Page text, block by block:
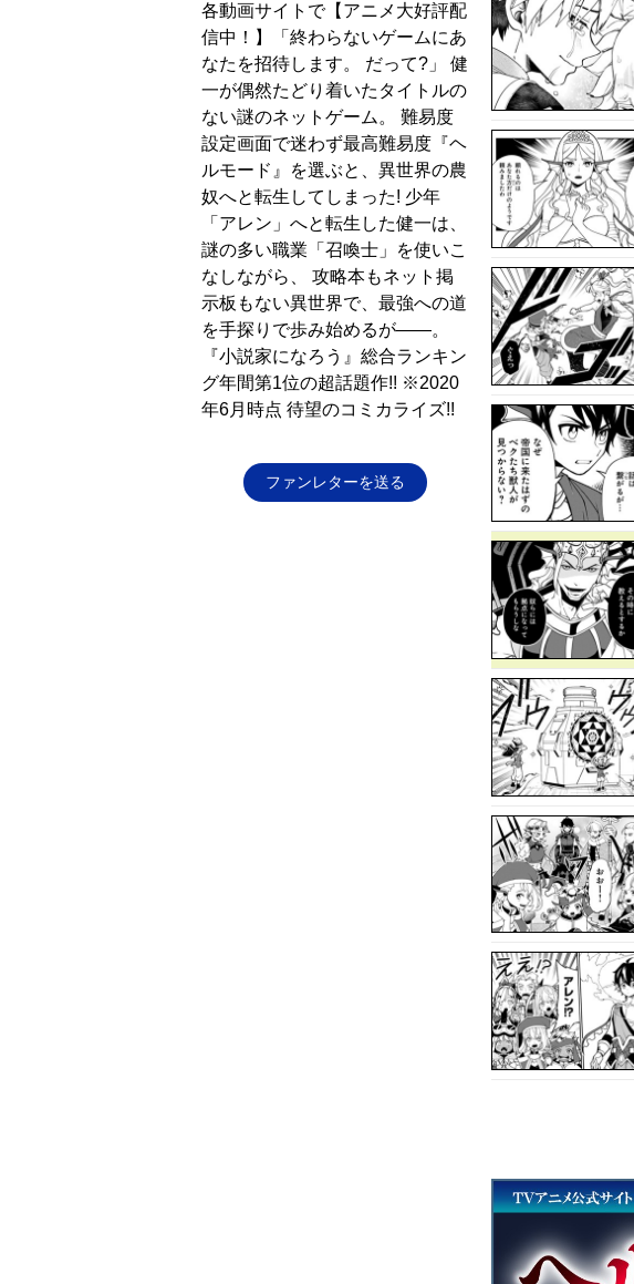
各動画サイトで【アニメ大好評配
信中！】「終わらないゲームにあ
なたを招待します。 だって?」 健
一が偶然たどり着いたタイトルの
ない謎のネットゲーム。 難易度
設定画面で迷わず最高難易度『ヘ
ルモード』を選ぶと、異世界の農
奴へと転生してしまった! 少年
「アレン」へと転生した健一は、
謎の多い職業「召喚士」を使いこ
なしながら、 攻略本もネット掲
示板もない異世界で、最強への道
を手探りで歩み始めるが――。
『小説家になろう』総合ランキン
グ年間第1位の超話題作!! ※2020
年6月時点 待望のコミカライズ!!
ファンレターを送る